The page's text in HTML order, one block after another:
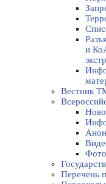
и
Вестник
Перечень